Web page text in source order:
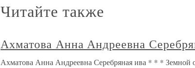
Читайте также
Ахматова Анна Андреевна
Ахматова Анна Андреевна Серебряная ива * * * Земной